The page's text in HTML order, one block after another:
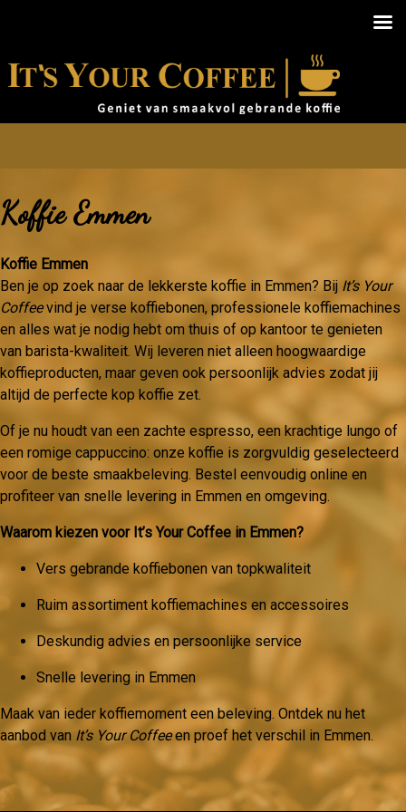
Koffie Emmen
Koffie Emmen
Ben je op zoek naar de lekkerste koffie in Emmen? Bij It’s Your
Coffeevind je verse koffiebonen, professionele koffiemachines
en alles wat je nodig hebt om thuis of op kantoor te genieten
van barista-kwaliteit. Wij leveren niet alleen hoogwaardige
koffieproducten, maar geven ook persoonlijk advies zodat jij
altijd de perfecte kop koffie zet.
Of je nu houdt van een zachte espresso, een krachtige lungo of
een romige cappuccino: onze koffie is zorgvuldig geselecteerd
voor de beste smaakbeleving. Bestel eenvoudig online en
profiteer van snelle levering in Emmen en omgeving.
Waarom kiezen voor It’s Your Coffee in Emmen?
Vers gebrande koffiebonen van topkwaliteit
Ruim assortiment koffiemachines en accessoires
Deskundig advies en persoonlijke service
Snelle levering in Emmen
Maak van ieder koffiemoment een beleving. Ontdek nu het
aanbod van It’s Your Coffeeen proef het verschil in Emmen.